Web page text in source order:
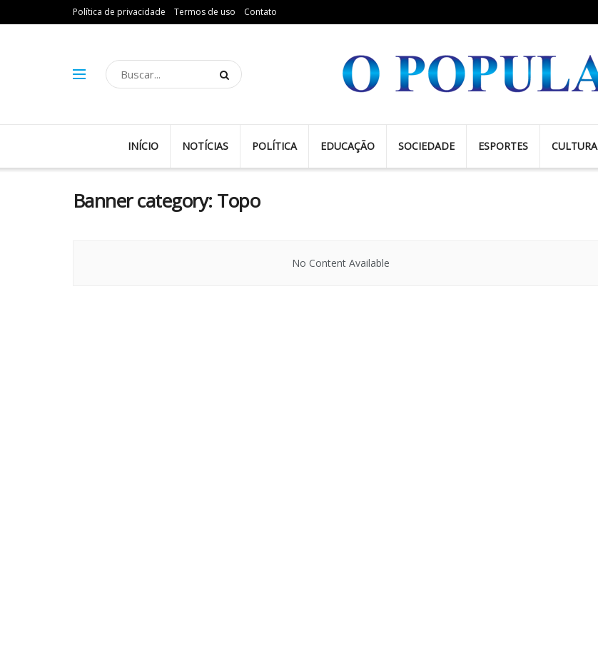
Política de privacidade Termos de uso Contato
INÍCIO NOTÍCIAS POLÍTICA EDUCAÇÃO SOCIEDADE ESPORTES CULTURA
Banner category: Topo
No Content Available